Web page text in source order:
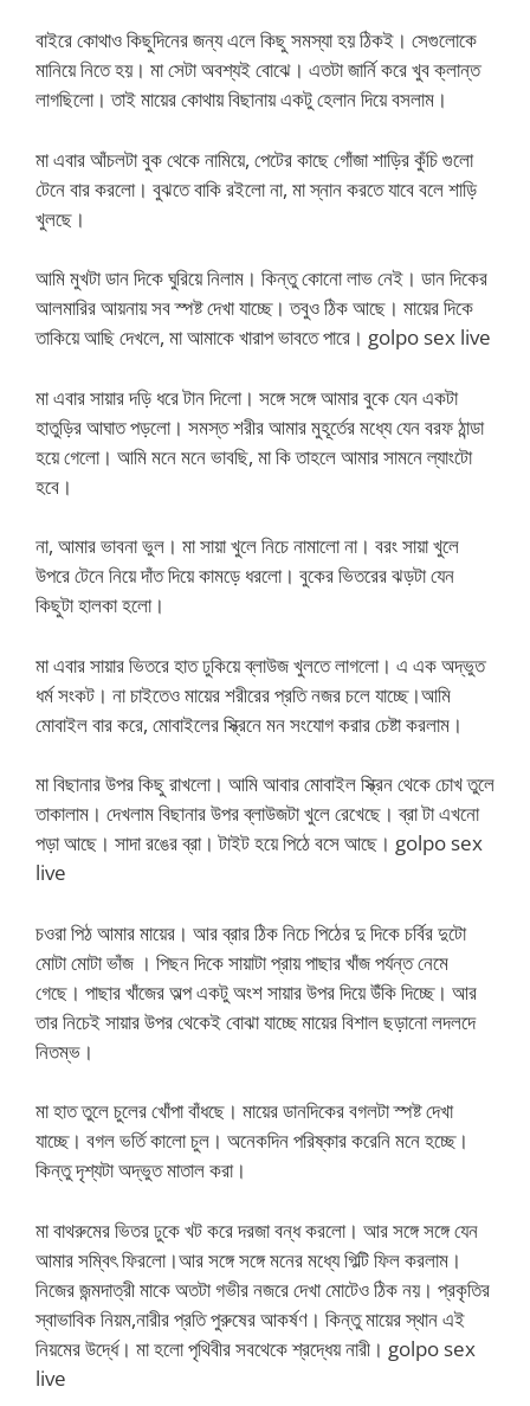
বাইরে কোথাও কিছুদিনের জন্য এলে কিছু সমস্যা হয় ঠিকই। সেগুলোকে
মানিয়ে নিতে হয়। মা সেটা অবশ্যই বোঝে। এতটা জার্নি করে খুব ক্লান্ত
লাগছিলো। তাই মায়ের কোথায় বিছানায় একটু হেলান দিয়ে বসলাম।
মা এবার আঁচলটা বুক থেকে নামিয়ে, পেটের কাছে গোঁজা শাড়ির কুঁচি গুলো
টেনে বার করলো। বুঝতে বাকি রইলো না, মা স্নান করতে যাবে বলে শাড়ি
খুলছে।
আমি মুখটা ডান দিকে ঘুরিয়ে নিলাম। কিন্তু কোনো লাভ নেই। ডান দিকের
আলমারির আয়নায় সব স্পষ্ট দেখা যাচ্ছে। তবুও ঠিক আছে। মায়ের দিকে
তাকিয়ে আছি দেখলে, মা আমাকে খারাপ ভাবতে পারে। golpo sex live
মা এবার সায়ার দড়ি ধরে টান দিলো। সঙ্গে সঙ্গে আমার বুকে যেন একটা
হাতুড়ির আঘাত পড়লো। সমস্ত শরীর আমার মুহূর্তের মধ্যে যেন বরফ ঠান্ডা
হয়ে গেলো। আমি মনে মনে ভাবছি, মা কি তাহলে আমার সামনে ল্যাংটো
হবে।
না, আমার ভাবনা ভুল। মা সায়া খুলে নিচে নামালো না। বরং সায়া খুলে
উপরে টেনে নিয়ে দাঁত দিয়ে কামড়ে ধরলো। বুকের ভিতরের ঝড়টা যেন
কিছুটা হালকা হলো।
মা এবার সায়ার ভিতরে হাত ঢুকিয়ে ব্লাউজ খুলতে লাগলো। এ এক অদ্ভুত
ধর্ম সংকট। না চাইতেও মায়ের শরীরের প্রতি নজর চলে যাচ্ছে।আমি
মোবাইল বার করে, মোবাইলের স্ক্রিনে মন সংযোগ করার চেষ্টা করলাম।
মা বিছানার উপর কিছু রাখলো। আমি আবার মোবাইল স্ক্রিন থেকে চোখ তুলে
তাকালাম। দেখলাম বিছানার উপর ব্লাউজটা খুলে রেখেছে। ব্রা টা এখনো
পড়া আছে। সাদা রঙের ব্রা। টাইট হয়ে পিঠে বসে আছে। golpo sex
live
চওরা পিঠ আমার মায়ের। আর ব্রার ঠিক নিচে পিঠের দু দিকে চর্বির দুটো
মোটা মোটা ভাঁজ । পিছন দিকে সায়াটা প্রায় পাছার খাঁজ পর্যন্ত নেমে
গেছে। পাছার খাঁজের অল্প একটু অংশ সায়ার উপর দিয়ে উঁকি দিচ্ছে। আর
তার নিচেই সায়ার উপর থেকেই বোঝা যাচ্ছে মায়ের বিশাল ছড়ানো লদলদে
নিতম্ভ।
মা হাত তুলে চুলের খোঁপা বাঁধছে। মায়ের ডানদিকের বগলটা স্পষ্ট দেখা
যাচ্ছে। বগল ভর্তি কালো চুল। অনেকদিন পরিষ্কার করেনি মনে হচ্ছে।
কিন্তু দৃশ্যটা অদ্ভুত মাতাল করা।
মা বাথরুমের ভিতর ঢুকে খট করে দরজা বন্ধ করলো। আর সঙ্গে সঙ্গে যেন
আমার সম্বিৎ ফিরলো।আর সঙ্গে সঙ্গে মনের মধ্যে গিল্টি ফিল করলাম।
নিজের জন্মদাত্রী মাকে অতটা গভীর নজরে দেখা মোটেও ঠিক নয়। প্রকৃতির
স্বাভাবিক নিয়ম,নারীর প্রতি পুরুষের আকর্ষণ। কিন্তু মায়ের স্থান এই
নিয়মের উর্দ্ধে। মা হলো পৃথিবীর সবথেকে শ্রদ্ধেয় নারী। golpo sex
live